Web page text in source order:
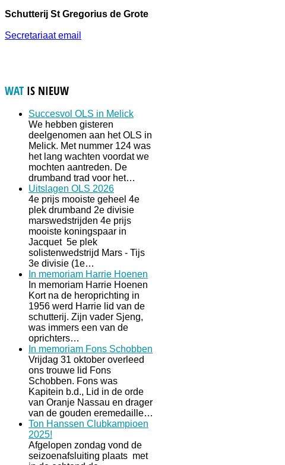
Schutterij St Gregorius de Grote
Secretariaat email
WAT IS NIEUW
Succesvol OLS in Melick
We hebben gisteren
deelgenomen aan het OLS in
Melick. Met nummer 124 was
het lang wachten voordat we
mochten aantreden. De
drumband trad voor het…
Uitslagen OLS 2026
4e prijs mooiste geheel 4e
plek drumband 2e divisie
marswedstrijden 4e prijs
mooiste koningspaar in
Jacquet 5e plek
solistenwedstrijd Mars - Tijs
3e divisie (1e…
In memoriam Harrie Hoenen
In memoriam Harrie Hoenen
Kort na de heroprichting in
1956 werd Harrie lid van de
schutterij. Zijn vader Sjeng,
was immers een van de
oprichters…
In memoriam Fons Schobben
Vrijdag 31 oktober overleed
ons trouwe lid Fons
Schobben. Fons was
Kapitein b.d., Lid in de orde
van Oranje Nassau en drager
van de gouden eremedaille…
Ton Hanssen Clubkampioen
2025!
Afgelopen zondag vond de
seizoenafsluiting plaats met